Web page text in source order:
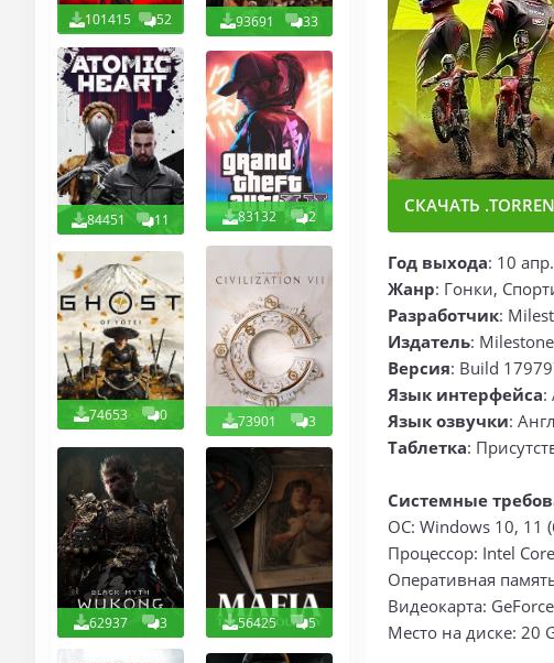
101415 52 93691 33
84451 11 83132 2
74653 0 73901 3
62937 3 56425 5
СКАЧАТЬ
Год выхода: 10
Жанр: Гонки,
Разработчик:
Издатель:
Версия: Build
Язык интерфейса:
Язык озвучки:
Таблетка:
Системные
ОС: Windows 10, 11
Процессор: Intel
Оперативная
Видеокарта:
Место на диске: 20